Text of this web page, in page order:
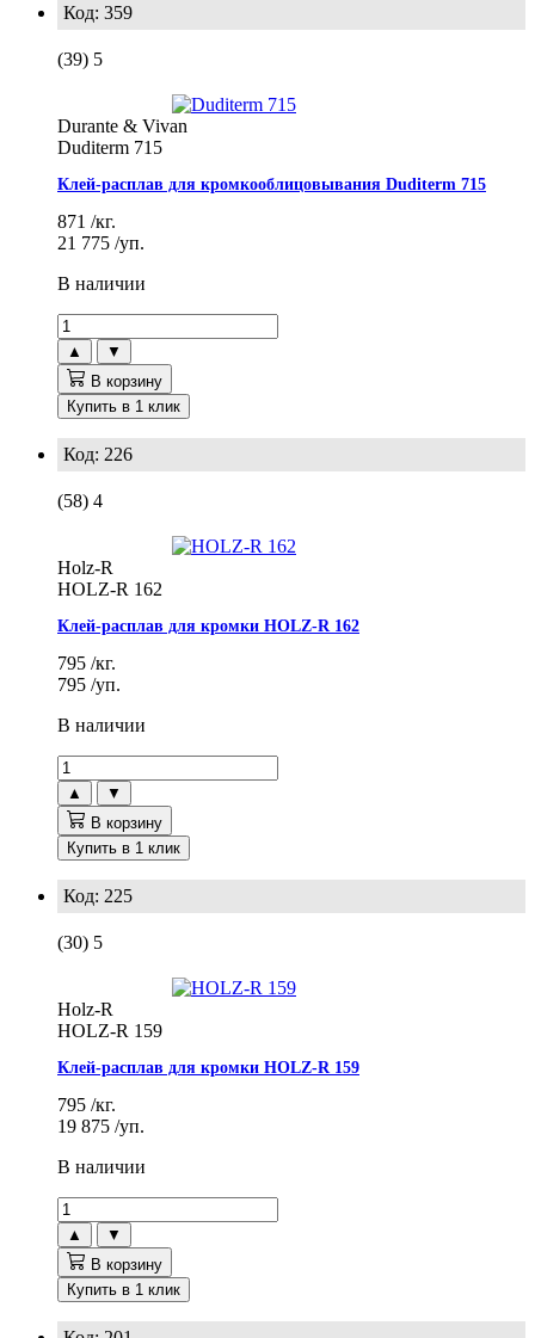
Код: 359
(39) 5
Durante & Vivan
Duditerm 715
Клей-расплав для кромкооблицовывания Duditerm 715
871 /кг.
21 775 /уп.
В наличии
▲
▼
В корзину
Купить в 1 клик
Код: 226
(58) 4
Holz-R
HOLZ-R 162
Клей-расплав для кромки HOLZ-R 162
795 /кг.
795 /уп.
В наличии
▲
▼
В корзину
Купить в 1 клик
Код: 225
(30) 5
Holz-R
HOLZ-R 159
Клей-расплав для кромки HOLZ-R 159
795 /кг.
19 875 /уп.
В наличии
▲
▼
В корзину
Купить в 1 клик